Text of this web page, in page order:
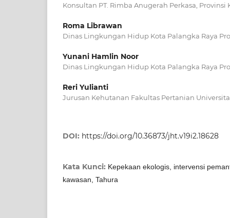
Konsultan PT. Rimba Anugerah Perkasa,
Roma Librawan
Dinas Lingkungan Hidup Kota Palangka Raya
Yunani Hamlin Noor
Dinas Lingkungan Hidup Kota Palangka Raya
Reri Yulianti
Jurusan Kehutanan Fakultas Pertanian
DOI: https://doi.org/10.36873/jht.v19i2.18628
Kata Kunci: Kepekaan ekologis, intervensi
kawasan, Tahura